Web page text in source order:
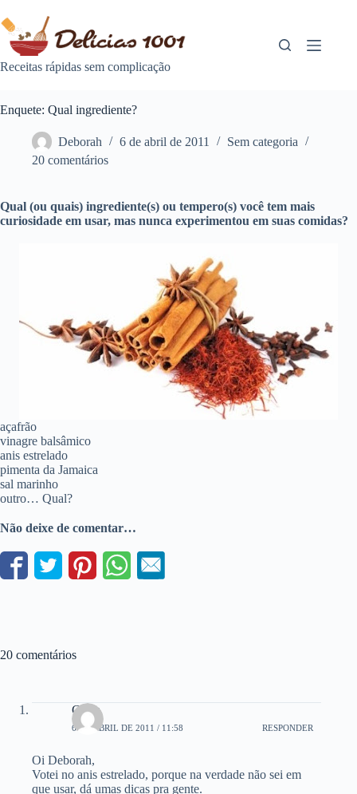
para
conteúdo
Receitas rápidas sem complicação
Enquete: Qual ingrediente?
Deborah 6 de abril de 2011
Sem categoria
20 comentários
Qual (ou quais) ingrediente(s) ou tempero(s) você tem mais
curiosidade em usar, mas nunca experimentou em suas comidas?
açafrão
vinagre balsâmico
anis estrelado
pimenta da Jamaica
sal marinho
outro… Qual?
Não deixe de comentar…
20 comentários
Gaby
6 DE ABRIL DE 2011 / 11:58 RESPONDER
Oi Deborah,
Votei no anis estrelado, porque na verdade não sei em
que usar, dá umas dicas pra gente.